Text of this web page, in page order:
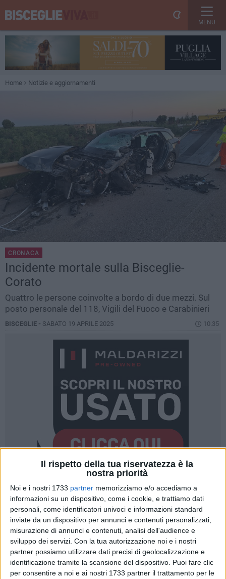
Il rispetto della tua riservatezza è la
nostra priorità
Noi e i nostri 1733 partner memorizziamo e/o accediamo a
informazioni su un dispositivo, come i cookie, e trattiamo dati
personali, come identificatori univoci e informazioni standard
inviate da un dispositivo per annunci e contenuti personalizzati,
misurazione di annunci e contenuti, analisi dell'audience e
sviluppo dei servizi. Con la tua autorizzazione noi e i nostri
partner possiamo utilizzare dati precisi di geolocalizzazione e
identificazione tramite la scansione del dispositivo. Puoi fare clic
per consentire a noi e ai nostri 1733 partner il trattamento per le
MENU
Home Notizie e aggiornamenti
CRONACA
Incidente mortale sulla Bisceglie-
Corato
Quattro le persone coinvolte a bordo di due mezzi. Sul
posto personale del 118, Vigili del Fuoco e Carabinieri
BISCEGLIE - SABATO 19 APRILE 2025 10.35
457
È di un 62enne deceduto e di tre persone ferite, tutte di
Corato, il pesante, drammatico bilancio dell'incidente
stradale avvenuto poco dopo le 2.15 di sabato 19 aprile,
sulla strada provinciale che collega Bisceglie a Corato.